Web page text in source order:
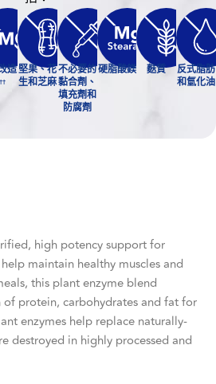
造
††
堅果、花
生和芝麻
不必要的
黏合劑、
填充劑和
防腐劑
硬脂酸鎂 麩質
反式脂肪
和氫化油
high potency support for
maintain healthy muscles and
this plant enzyme blend
protein, carbohydrates and fat for
enzymes help replace naturally-
destroyed in highly processed and